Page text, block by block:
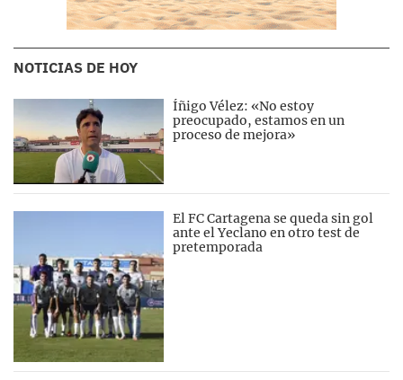
NOTICIAS DE HOY
Íñigo Vélez: «No estoy
preocupado, estamos en un
proceso de mejora»
El FC Cartagena se queda sin gol
ante el Yeclano en otro test de
pretemporada